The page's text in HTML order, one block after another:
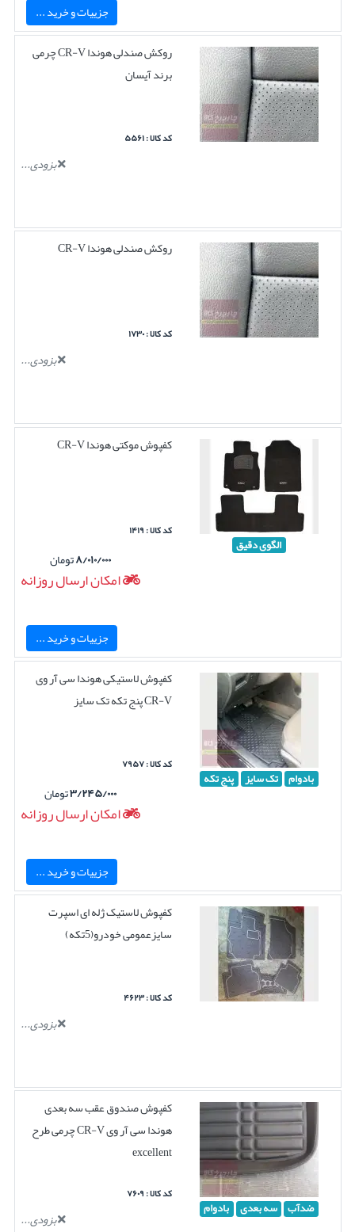
جزییات و خرید ...
روکش صندلی هوندا CR-V چرمی
برند آیسان
کد کالا : ۵۵۶۱
بزودی...
روکش صندلی هوندا CR-V
کد کالا : ۱۷۳۰
بزودی...
الگوی دقیق
کفپوش موکتی هوندا CR-V
کد کالا : ۱۴۱۹
۸/۰۱۰/۰۰۰تومان
امکان ارسال روزانه
جزییات و خرید ...
بادوام تک سایز پنج تکه
کفپوش لاستیکی هوندا سی آر وی
CR-V پنج تکه تک سایز
کد کالا : ۷۹۵۷
۳/۲۴۵/۰۰۰تومان
امکان ارسال روزانه
جزییات و خرید ...
کفپوش لاستیک ژله ای اسپرت
سایزعمومی خودرو(5تکه)
کد کالا : ۴۶۲۳
بزودی...
ضدآب سه بعدی بادوام
کفپوش صندوق عقب سه بعدی
هوندا سی آر وی CR-V چرمی طرح
excellent
کد کالا : ۷۶۰۹
بزودی...